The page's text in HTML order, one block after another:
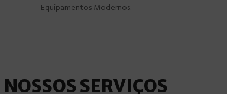
Equipamentos Modernos.
NOSSOS SERVIÇOS